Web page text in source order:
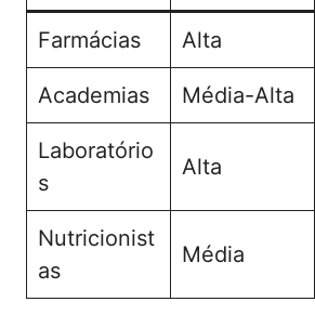
Farmácias Alta
Academias Média-Alta
Laboratório
s
Alta
Nutricionist
as
Média